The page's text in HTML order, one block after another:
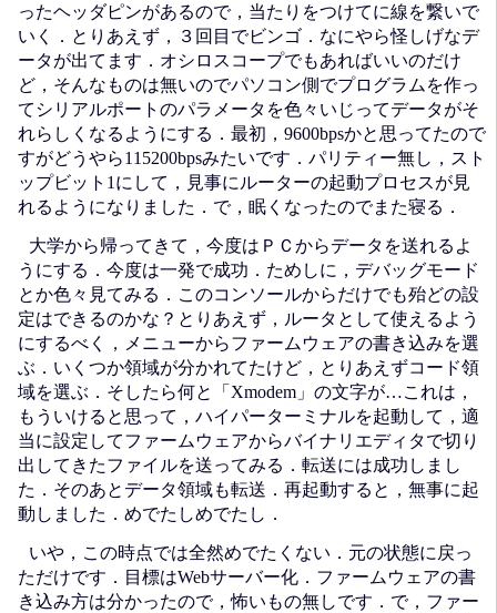
ったヘッダピンがあるので，当たりをつけてに線を繋いで
いく．とりあえず，３回目でビンゴ．なにやら怪しげなデ
ータが出てます．オシロスコープでもあればいいのだけ
ど，そんなものは無いのでパソコン側でプログラムを作っ
てシリアルポートのパラメータを色々いじってデータがそ
れらしくなるようにする．最初，9600bpsかと思ってたので
すがどうやら115200bpsみたいです．パリティー無し，スト
ップビット1にして，見事にルーターの起動プロセスが見
れるようになりました．で，眠くなったのでまた寝る．
大学から帰ってきて，今度はＰＣからデータを送れるよ
うにする．今度は一発で成功．ためしに，デバッグモード
とか色々見てみる．このコンソールからだけでも殆どの設
定はできるのかな？とりあえず，ルータとして使えるよう
にするべく，メニューからファームウェアの書き込みを選
ぶ．いくつか領域が分かれてたけど，とりあえずコード領
域を選ぶ．そしたら何と「Xmodem」の文字が…これは，
もういけると思って，ハイパーターミナルを起動して，適
当に設定してファームウェアからバイナリエディタで切り
出してきたファイルを送ってみる．転送には成功しまし
た．そのあとデータ領域も転送．再起動すると，無事に起
動しました．めでたしめでたし．
いや，この時点では全然めでたくない．元の状態に戻っ
ただけです．目標はWebサーバー化．ファームウェアの書
き込み方は分かったので，怖いもの無しです．で，ファー